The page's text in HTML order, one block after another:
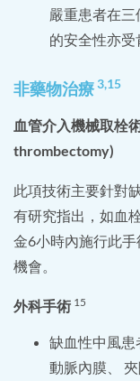
嚴重患者在
的安全性亦受
非藥物治療3,15
血管介入機械取栓
thrombectomy)
此項技術主要針對
有研究指出，如血
金6小時內施行此
機會。
外科手術 15
缺血性中風
動脈內膜、